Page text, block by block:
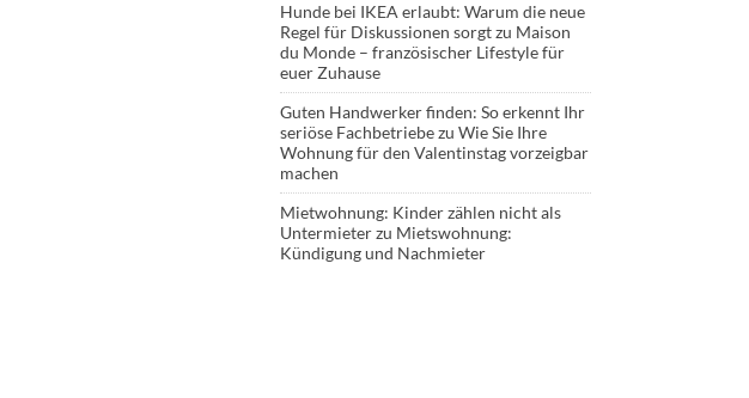
Hunde bei IKEA erlaubt: Warum die neue
Regel für Diskussionen sorgtzu Maison
du Monde – französischer Lifestyle für
euer Zuhause
Guten Handwerker finden: So erkennt Ihr
seriöse Fachbetriebezu Wie Sie Ihre
Wohnung für den Valentinstag vorzeigbar
machen
Mietwohnung: Kinder zählen nicht als
Untermieterzu Mietswohnung:
Kündigung und Nachmieter